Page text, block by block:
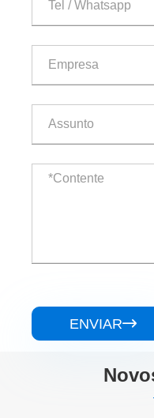
ENVIAR